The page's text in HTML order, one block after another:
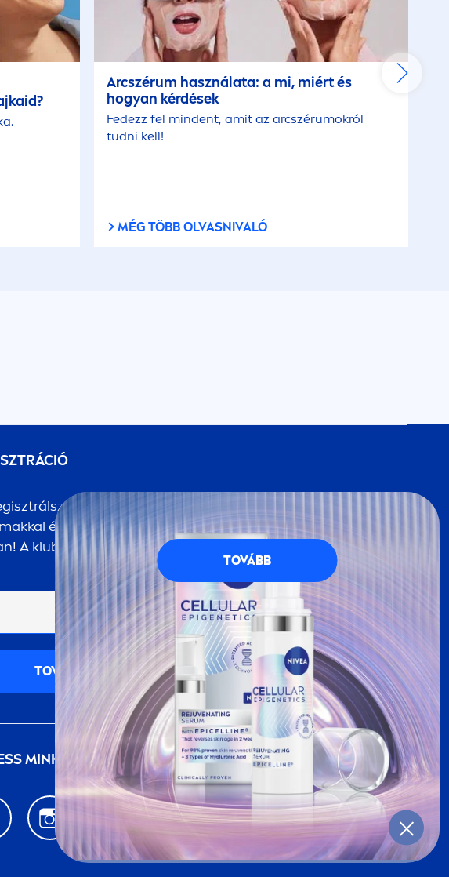
Arcszérum használata: a mi, miért és
hogyan kérdések
Fedezz fel mindent, amit az arcszérumokról
tudni kell!
MÉG TÖBB OLVASNIVALÓ
a
és meglepetésekkel teli, kék-fehér világának. Regisztrálj
A klubtagság számos előnnyel jár.
TOVÁBB
MINKET
TOVÁBB